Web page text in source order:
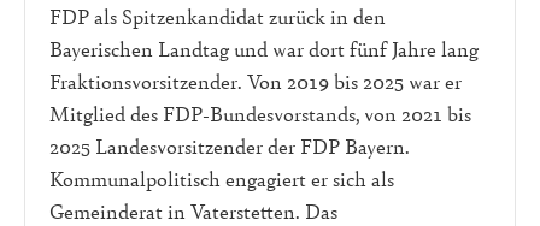
FDP als Spitzenkandidat zurück in den
Bayerischen Landtag und war dort fünf Jahre lang
Fraktionsvorsitzender. Von 2019 bis 2025 war er
Mitglied des FDP-Bundesvorstands, von 2021 bis
2025 Landesvorsitzender der FDP Bayern.
Kommunalpolitisch engagiert er sich als
Gemeinderat in Vaterstetten. Das